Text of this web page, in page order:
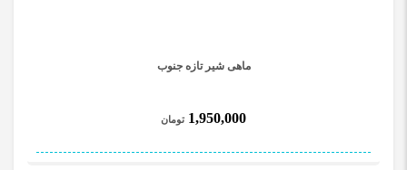
ماهی شیر تازه جنوب
1,950,000 تومان